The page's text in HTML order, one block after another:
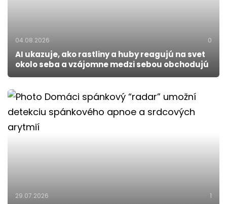
04.08.2026 0
AI ukazuje, ako rastliny a huby reagujú na svet
okolo seba a vzájomne medzi sebou obchodujú
29.07.2026 1